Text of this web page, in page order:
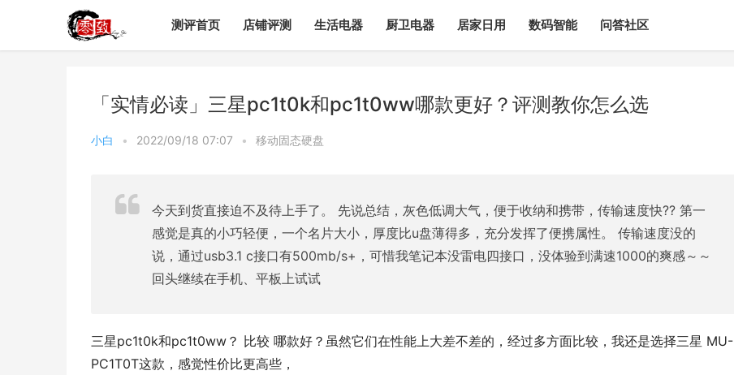
测评首页 店铺评测 生活电器 厨卫电器 居家日用 数码智能 问答社区
「实情必读」三星pc1t0k和pc1t0ww哪款更好？评测教你怎么选
小白 • 2022/09/18 07:07 • 移动固态硬盘
今天到货直接迫不及待上手了。 先说总结，灰色低调大气，便于收纳和携带，传输速度快?? 第一
感觉是真的小巧轻便，一个名片大小，厚度比u盘薄得多，充分发挥了便携属性。 传输速度没的
说，通过usb3.1 c接口有500mb/s+，可惜我笔记本没雷电四接口，没体验到满速1000的爽感～～
回头继续在手机、平板上试试
三星pc1t0k和pc1t0ww？ 比较 哪款好？虽然它们在性能上大差不差的，经过多方面比较，我还是选择三星 MU-
PC1T0T这款，感觉性价比更高些，